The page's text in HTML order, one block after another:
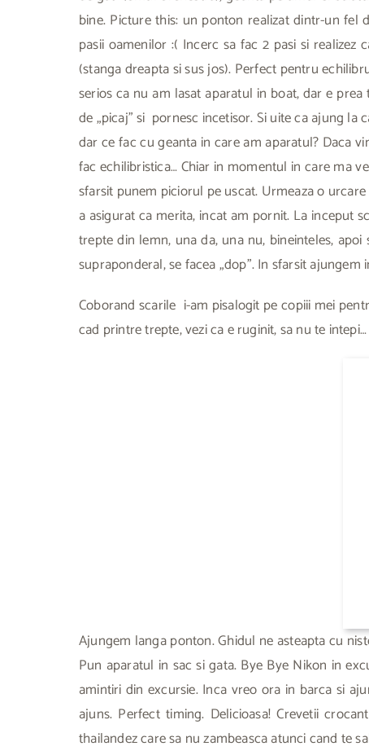
bine. Picture this: un ponton realizat dintr-un fel
pasii oamenilor :( Incerc sa fac 2 pasi si
(stanga dreapta si sus jos). Perfect pentru
serios ca nu am lasat aparatul in boat, dar e
de „picaj” si pornesc incetisor. Si uite ca ajung
dar ce fac cu geanta in care am aparatul? Daca
fac echilibristica… Chiar in momentul in care ma
sfarsit punem piciorul pe uscat. Urmeaza o
a asigurat ca merita, incat am pornit. La inceput
trepte din lemn, una da, una nu, bineinteles,
supraponderal, se facea „dop”. In sfarsit
Coborand scarile i-am pisalogit pe copiii mei
cad printre trepte, vezi ca e ruginit, sa nu te intepi…
Ajungem langa ponton. Ghidul ne asteapta cu
Pun aparatul in sac si gata. Bye Bye Nikon in
amintiri din excursie. Inca vreo ora in barca si
ajuns. Perfect timing. Delicioasa! Crevetii
thailandez care sa nu zambeasca atunci cand te